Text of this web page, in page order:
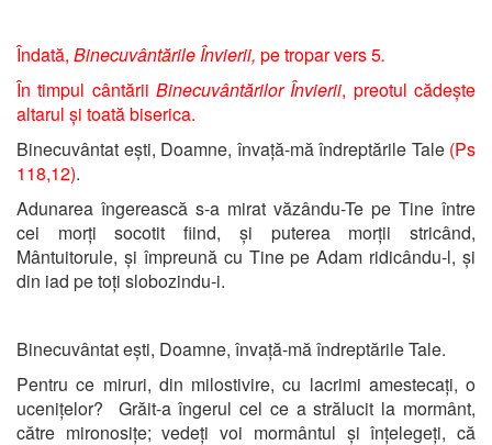
Îndată, Binecuvântările Învierii, pe tropar vers 5.
În timpul cântării Binecuvântărilor Învierii, preotul cădește
altarul și toată biserica.
Binecuvântat ești, Doamne, învață-mă îndreptările Tale(Ps
118,12).
Adunarea îngerească s-a mirat văzându-Te pe Tine între
cei morți socotit fiind, și puterea morții stricând,
Mântuitorule, și împreună cu Tine pe Adam ridicându-l, și
din iad pe toți slobozindu-i.
Binecuvântat ești, Doamne, învață-mă îndreptările Tale.
Pentru ce miruri, din milostivire, cu lacrimi amestecați, o
ucenițelor? Grăit-a îngerul cel ce a strălucit la mormânt,
către mironosițe; vedeți voi mormântul și înțelegeți, că